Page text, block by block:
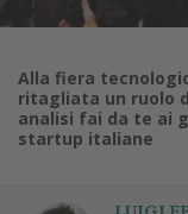
Alla fiera
ritagliata un ruolo
analisi fai da te ai
startup italiane